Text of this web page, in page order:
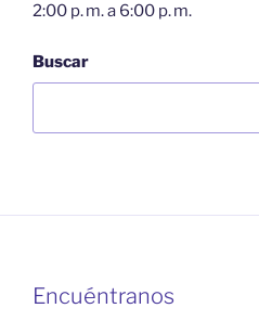
2:00 p. m. a 6:00 p. m.
Buscar
Encuéntranos